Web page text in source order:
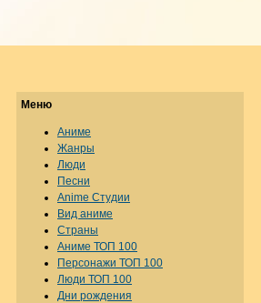
Меню
Аниме
Жанры
Люди
Песни
Anime Студии
Вид аниме
Страны
Аниме ТОП 100
Персонажи ТОП 100
Люди ТОП 100
Дни рождения